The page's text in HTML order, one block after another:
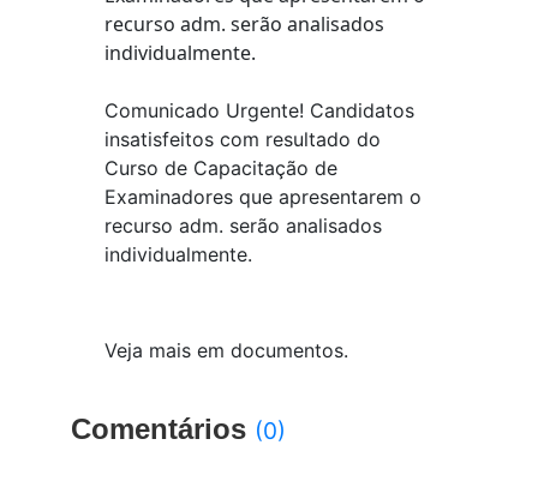
Comunicado Urgente! Candidatos
insatisfeitos com resultado do
Curso de Capacitação de
Examinadores que apresentarem o
recurso adm. serão analisados
individualmente.
Veja mais em documentos.
Comentários (0)